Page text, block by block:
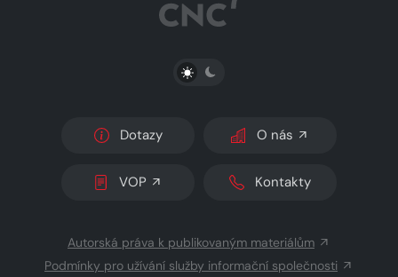
PŘEPNOUT SVĚTLÝ/TMAVÝ REŽIM
Dotazy O nás
VOP Kontakty
Autorská práva k publikovaným materiálům
Podmínky pro užívání služby informační společnosti